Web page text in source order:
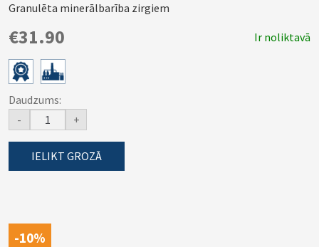
Granulēta minerālbarība zirgiem
€31.90 Ir noliktavā
Daudzums:
-
+
IELIKT GROZĀ
-10%